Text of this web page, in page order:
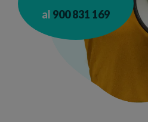
al 900 831 169